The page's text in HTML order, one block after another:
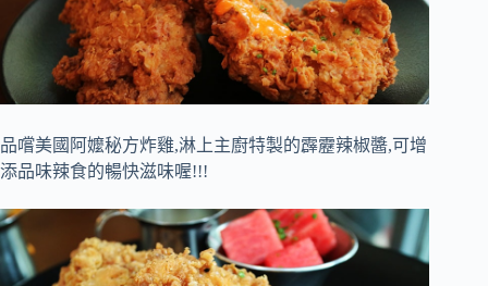
品嚐美國阿嬤秘方炸雞,淋上主廚特製的霹靂辣椒醬,可增
添品味辣食的暢快滋味喔!!!